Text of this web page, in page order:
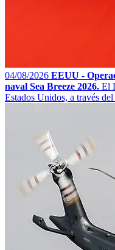
04/08/2026 EEUU -
naval Sea Breeze 2026. El
Estados Unidos, a través